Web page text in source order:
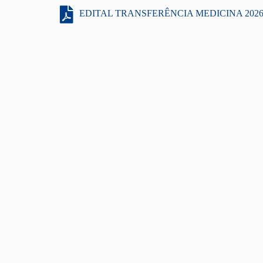
EDITAL TRANSFERÊNCIA MEDICINA